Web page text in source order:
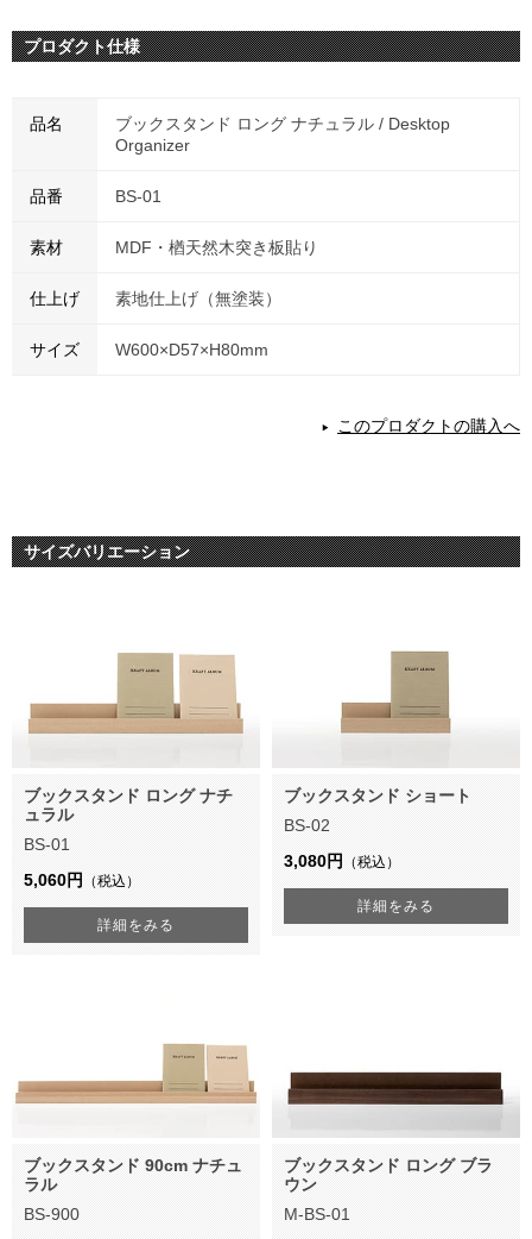
プロダクト仕様
品名
ブックスタンド ロング ナチュラル / Desktop
Organizer
品番 BS-01
素材 MDF・楢天然木突き板貼り
仕上げ 素地仕上げ（無塗装）
サイズ W600×D57×H80mm
このプロダクトの購入へ
サイズバリエーション
ブックスタンド ロング ナチ
ュラル
BS-01
5,060円
（税込）
詳細をみる
ブックスタンド ショート
BS-02
3,080円
（税込）
詳細をみる
ブックスタンド 90cm ナチュ
ラル
BS-900
ブックスタンド ロング ブラ
ウン
M-BS-01